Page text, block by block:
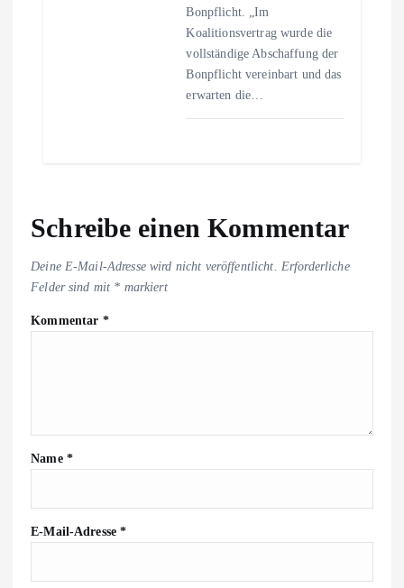
Bonpflicht. „Im
Koalitionsvertrag wurde die
vollständige Abschaffung der
Bonpflicht vereinbart und das
erwarten die…
Schreibe einen Kommentar
Deine E-Mail-Adresse wird nicht veröffentlicht.
Erforderliche
Felder sind mit * markiert
Kommentar *
Name *
E-Mail-Adresse*